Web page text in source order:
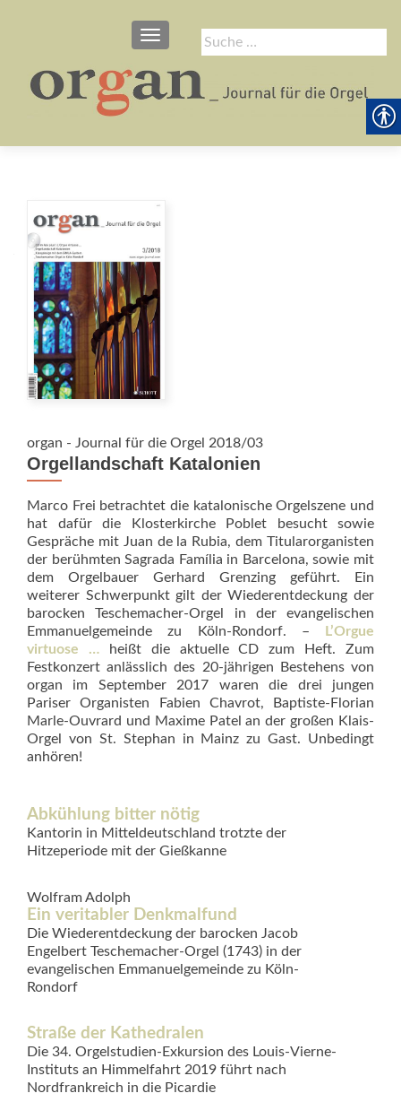
Suche
nach:
SCHALTE NAVIGATION
organ - Journal für die Orgel 2018/03
Orgellandschaft Katalonien
Marco Frei betrachtet die katalonische Orgelszene und
hat dafür die Klosterkirche Poblet besucht sowie
Gespräche mit Juan de la Rubia, dem Titularorganisten
der berühmten Sagrada Família in Barcelona, sowie mit
dem Orgelbauer Gerhard Grenzing geführt. Ein
weiterer Schwerpunkt gilt der Wiederentdeckung der
barocken Teschemacher-Orgel in der evangelischen
Emmanuelgemeinde zu Köln-Rondorf. – L’Orgue
virtuose …heißt die aktuelle CD zum Heft. Zum
Festkonzert anlässlich des 20-jährigen Bestehens von
organ im September 2017 waren die drei jungen
Pariser Organisten Fabien Chavrot, Baptiste-Florian
Marle-Ouvrard und Maxime Patel an der großen Klais-
Orgel von St. Stephan in Mainz zu Gast. Unbedingt
anhören!
Abkühlung bitter nötig
Kantorin in Mitteldeutschland trotzte der
Hitzeperiode mit der Gießkanne
Wolfram Adolph
Ein veritabler Denkmalfund
Die Wiederentdeckung der barocken Jacob
Engelbert Teschemacher-Orgel (1743) in der
evangelischen Emmanuelgemeinde zu Köln-
Rondorf
Straße der Kathedralen
Die 34. Orgelstudien-Exkursion des Louis-Vierne-
Instituts an Himmelfahrt 2019 führt nach
Nordfrankreich in die Picardie